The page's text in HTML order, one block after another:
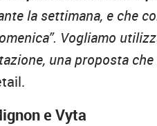
la settimana, e che
Vogliamo
una proposta
e Vyta